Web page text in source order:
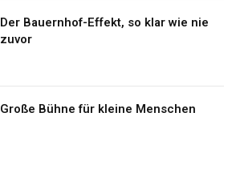
Der Bauernhof-Effekt, so klar wie nie
zuvor
Große Bühne für kleine Menschen